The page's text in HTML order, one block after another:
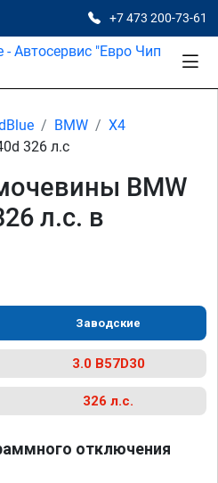
+7 473 200-73-61
BMW
X4
326 л.с
BMW
л.с. в
Заводские
3.0 B57D30
326 л.с.
отключения